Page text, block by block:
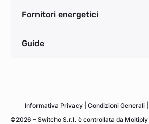
Fornitori energetici
Guide
Informativa Privacy Condizioni Generali
©2026 – Switcho S.r.l. è controllata da